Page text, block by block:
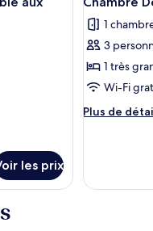
les prix
1
3
1 très
Wi-Fi
Plus de
Plus
type